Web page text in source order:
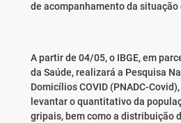
de acompanhamento da situação
A partir de 04/05, o IBGE, em
da Saúde, realizará a Pesquisa
Domicílios COVID (PNADC-
levantar o quantitativo da
gripais, bem como a distribuição